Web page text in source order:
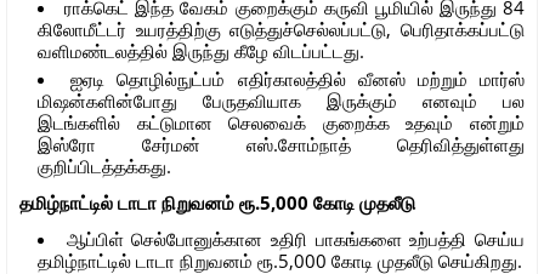
ராக்கெட் இந்த வேகம் குறைக்கும் கருவி பூமியில் இருந்து 84
கிலோமீட்டர் உயரத்திற்கு எடுத்துச்செல்லப்பட்டு, பெரிதாக்கப்பட்டு
வளிமண்டலத்தில் இருந்து கீழே விடப்பட்டது.
ஐஏடி தொழில்நுட்பம் எதிர்காலத்தில் வீனஸ் மற்றும் மார்ஸ்
மிஷன்களின்போது பேருதவியாக இருக்கும் எனவும் பல
இடங்களில் கட்டுமான செலவைக் குறைக்க உதவும் என்றும்
இஸ்ரோ சேர்மன் எஸ்.சோம்நாத் தெரிவித்துள்ளது
குறிப்பிடத்தக்கது.
தமிழ்நாட்டில் டாடா நிறுவனம் ரூ.5,000 கோடி முதலீடு
ஆப்பிள் செல்போனுக்கான உதிரி பாகங்களை உற்பத்தி செய்ய
தமிழ்நாட்டில் டாடா நிறுவனம் ரூ.5,000 கோடி முதலீடு செய்கிறது.